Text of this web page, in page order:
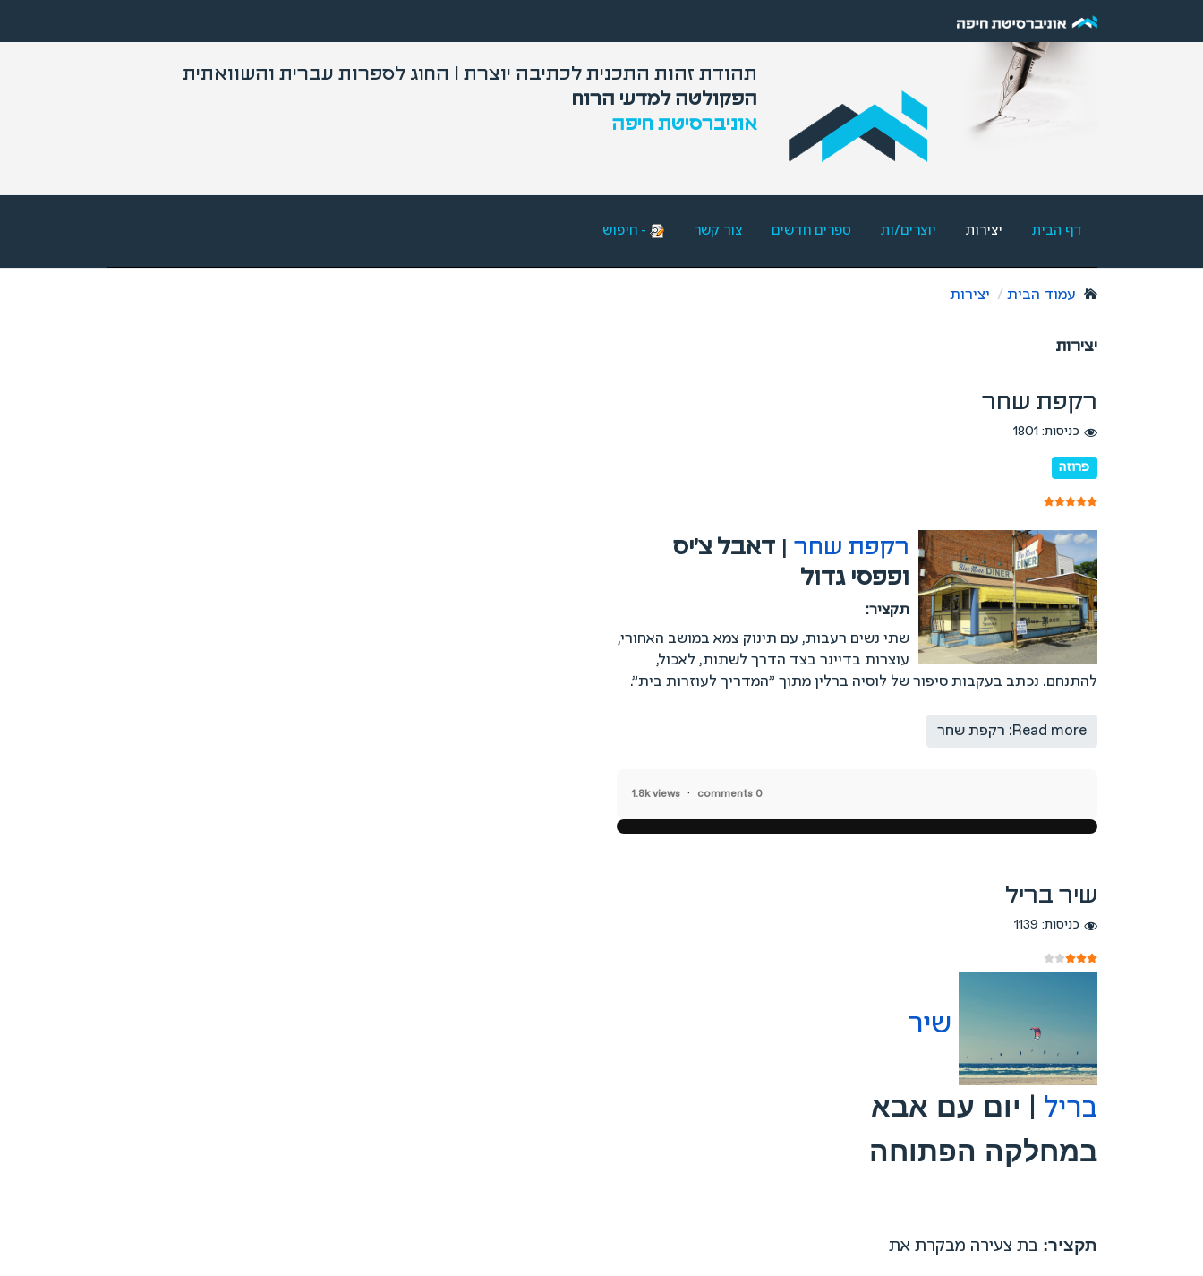
תהודת זהות התכנית לכתיבה יוצרת I החוג לספרות עברית והשוואתית
הפקולטה למדעי הרוח
אוניברסיטת חיפה
דף הבית יצירות יוצרים/ות ספרים חדשים צור קשר - חיפוש
עמוד הבית יצירות
יצירות
רקפת שחר
כניסות: 1801
פרוזה
דירוג משתמשים:
רקפת שחר |דאבל צ'יס
ופפסי גדול
תקציר:
שתי נשים רעבות, עם תינוק צמא במושב האחורי,
עוצרות בדיינר בצד הדרך לשתות, לאכול,
להתנחם. נכתב בעקבות סיפור של לוסיה ברלין מתוך "המדריך לעוזרות בית".
Read more: רקפת שחר
0 comments
1.8k views
שיר בריל
כניסות: 1139
דירוג משתמשים:
שיר
בריל
יום עם אבא
במחלקה הפתוחה
תקציר: בת צעירה מבקרת את